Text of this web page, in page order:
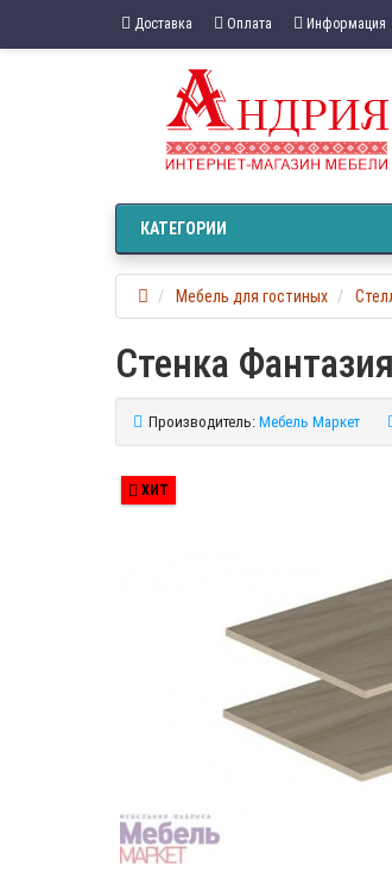
Доставка Оплата Информация
КАТЕГОРИИ
Мебель для гостиных
Стенка
Производитель: Мебель Маркет
ХИТ